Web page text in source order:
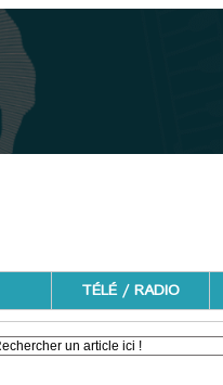
TÉLÉ / RADIO